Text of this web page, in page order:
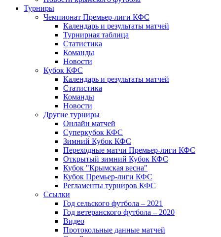
Турниры
Чемпионат Премьер-лиги КФС
Календарь и результаты матчей
Турнирная таблица
Статистика
Команды
Новости
Кубок КФС
Календарь и результаты матчей
Статистика
Команды
Новости
Другие турниры
Онлайн матчей
Суперкубок КФС
Зимний Кубок КФС
Переходные матчи Премьер-лиги КФС
Открытый зимний Кубок КФС
Кубок "Крымская весна"
Кубок Премьер-лиги КФС
Регламенты турниров КФС
Ссылки
Год сельского футбола – 2021
Год ветеранского футбола – 2020
Видео
Протокольные данные матчей